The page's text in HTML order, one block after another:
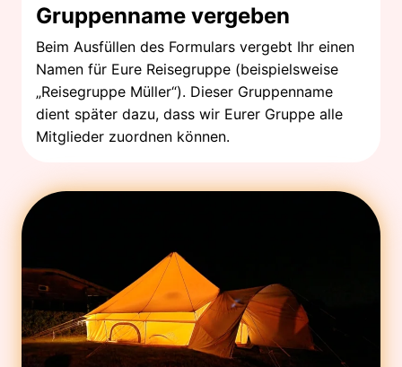
Gruppenname vergeben
Beim Ausfüllen des Formulars vergebt Ihr einen
Namen für Eure Reisegruppe (beispielsweise
„Reisegruppe Müller“). Dieser Gruppenname
dient später dazu, dass wir Eurer Gruppe alle
Mitglieder zuordnen können.